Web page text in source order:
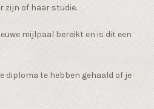
zijn of haar studie.
mijlpaal bereikt en is dit een
diploma te hebben gehaald of je